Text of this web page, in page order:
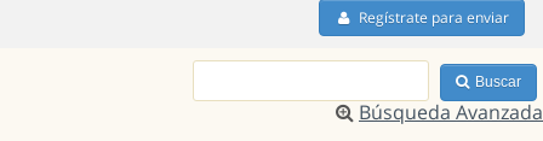
Regístrate para enviar
Buscar
Búsqueda Avanzada